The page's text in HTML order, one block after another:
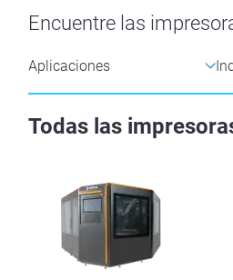
Encuentre las
Todas las